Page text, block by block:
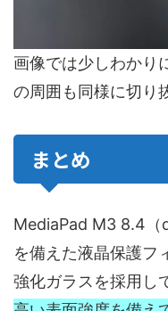
画像では少しわかり
の周囲も同様に切り
まとめ
MediaPad M3 8.4（
を備えた液晶保護フ
強化ガラスを採用し